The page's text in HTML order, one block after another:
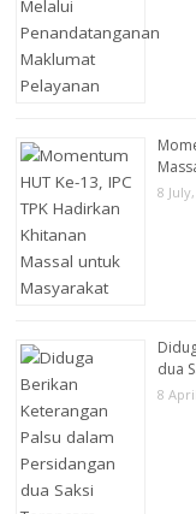
8
dua
8